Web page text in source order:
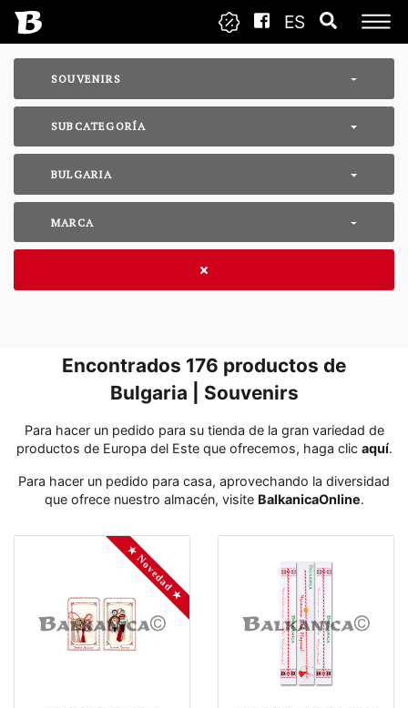
ES
SOUVENIRS
SUBCATEGORÍA
BULGARIA
MARCA
Encontrados 176 productos de
Bulgaria | Souvenirs
Para hacer un pedido para su tienda de la gran variedad de
productos de Europa del Este que ofrecemos, haga clic aquí․
Para hacer un pedido para casa, aprovechando la diversidad
que ofrece nuestro almacén, visite BalkanicaOnline․
★ Novedad ★